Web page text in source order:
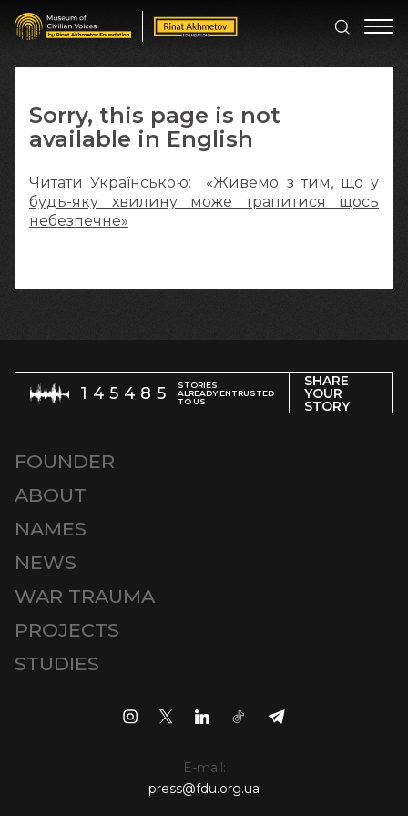
Sorry, this page is not
available in English
Читати Українською: «Живемо з тим, що у
будь-яку хвилину може трапитися щось
небезпечне»
145485
STORIES
ALREADY ENTRUSTED
TO US
SHARE
YOUR
STORY
FOUNDER
ABOUT
NAMES
NEWS
WAR TRAUMA
PROJECTS
STUDIES
E-mail:
press@fdu.org.ua